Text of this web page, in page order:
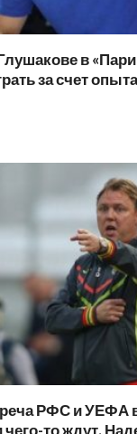
в
за счет
РФС и УЕФА